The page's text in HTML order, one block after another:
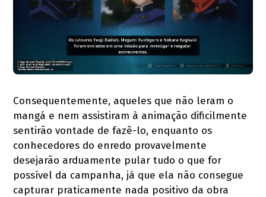
Consequentemente, aqueles que não leram o
mangá e nem assistiram à animação dificilmente
sentirão vontade de fazê-lo, enquanto os
conhecedores do enredo provavelmente
desejarão arduamente pular tudo o que for
possível da campanha, já que ela não consegue
capturar praticamente nada positivo da obra